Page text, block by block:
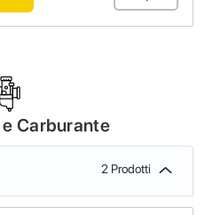
Carburante
2 Prodotti